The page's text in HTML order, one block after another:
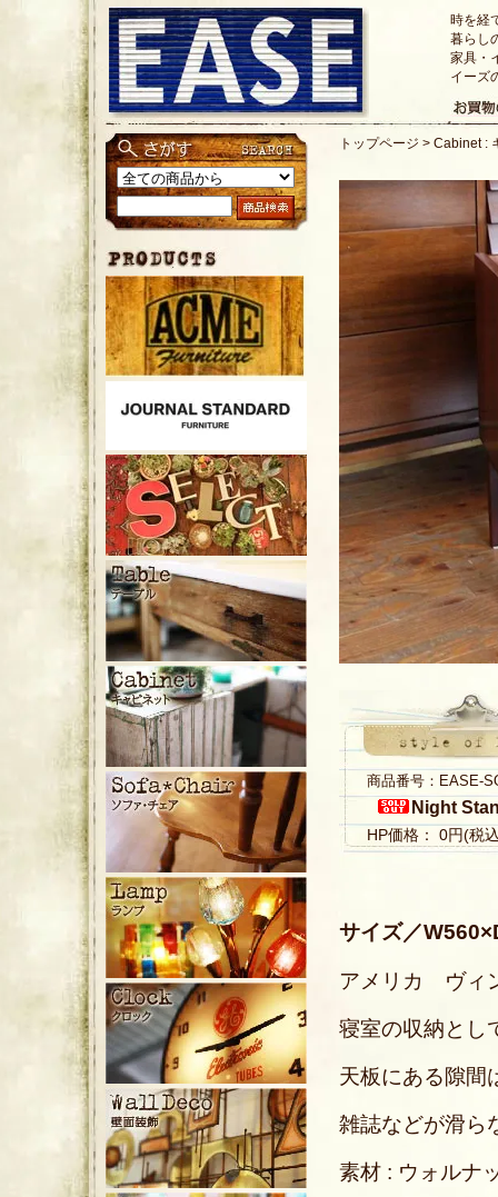
時を経
暮らし
家具・
イーズ
トップページ > Cabinet :
商品番号：EASE-
Night
HP価格： 0円(税
サイズ／
アメリカ ヴィ
寝室の収納とし
天板にある隙間
雑誌などが滑ら
素材 : ウォルナ